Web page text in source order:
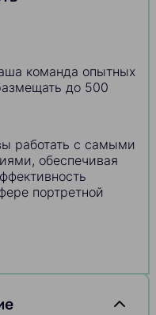
команда опытных
до 500
работать с самыми
обеспечивая
портретной